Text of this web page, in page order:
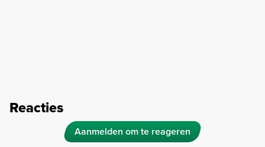
Reacties
Aanmelden om te reageren